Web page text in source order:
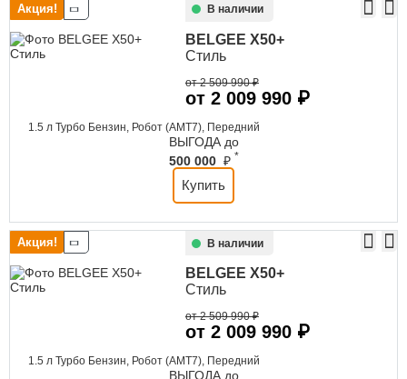
Акция! В наличии
BELGEE X50+
Стиль
от 2 509 990 ₽
от 2 009 990 ₽
1.5 л Турбо Бензин, Робот (AMT7), Передний
ВЫГОДА до
500 000₽ *
Купить
Акция! В наличии
BELGEE X50+
Стиль
от 2 509 990 ₽
от 2 009 990 ₽
1.5 л Турбо Бензин, Робот (AMT7), Передний
ВЫГОДА до